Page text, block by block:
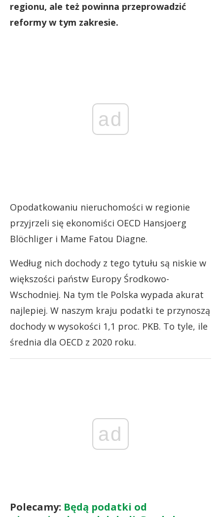
regionu, ale też powinna przeprowadzić
reformy w tym zakresie.
ad
Opodatkowaniu nieruchomości w regionie
przyjrzeli się ekonomiści OECD Hansjoerg
Blöchliger i Mame Fatou Diagne.
Według nich dochody z tego tytułu są niskie w
większości państw Europy Środkowo-
Wschodniej. Na tym tle Polska wypada akurat
najlepiej. W naszym kraju podatki te przynoszą
dochody w wysokości 1,1 proc. PKB. To tyle, ile
średnia dla OECD z 2020 roku.
ad
Polecamy: Będą podatki od